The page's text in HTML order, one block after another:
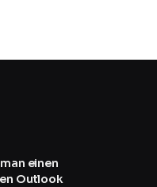
einen
Outlook